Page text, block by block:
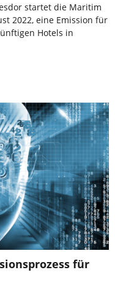
startet die Maritim
2022, eine Emission für
Hotels in
für